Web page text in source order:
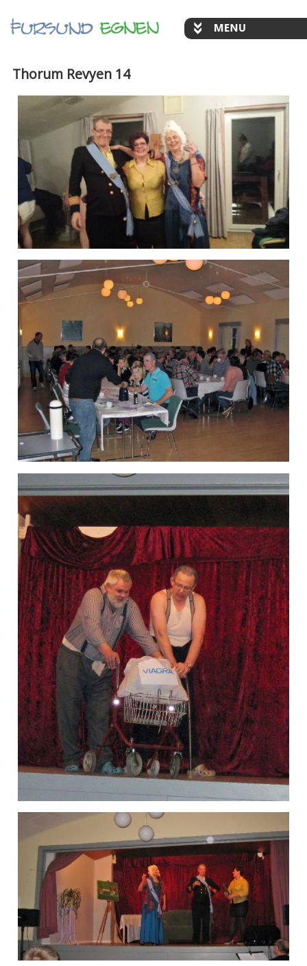
Thorum Revyen 14